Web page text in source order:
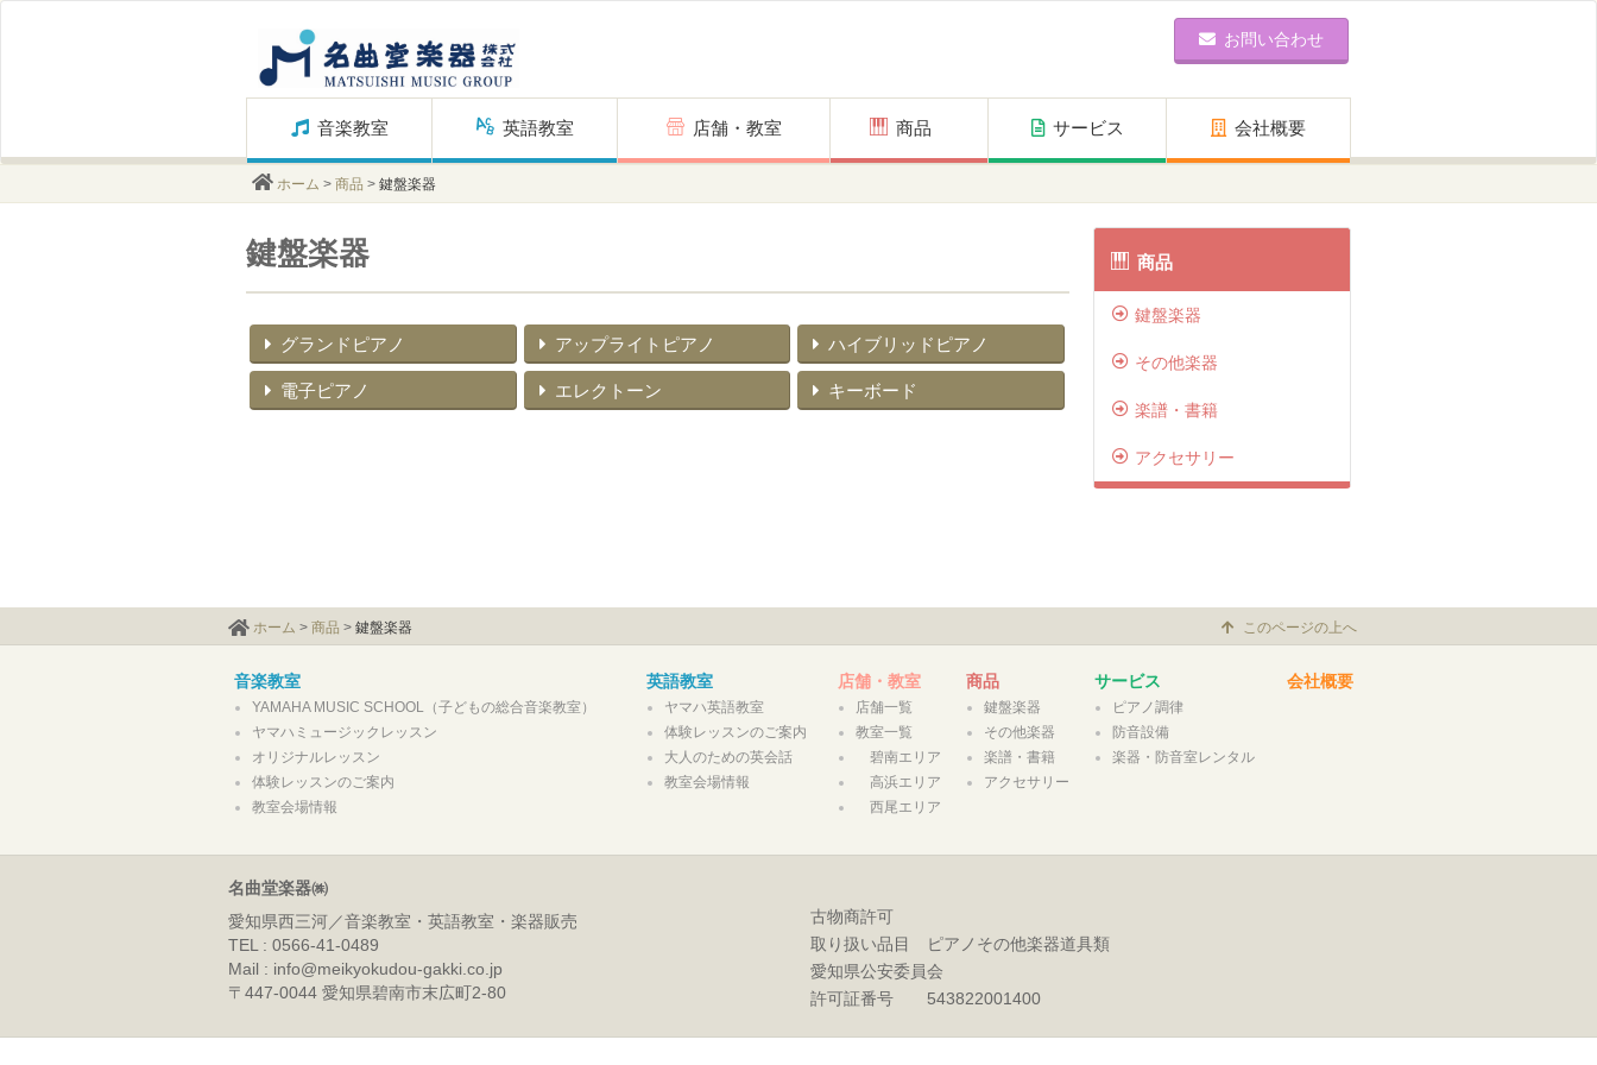
お問い合わせ
content
音楽教室 英語教室 店舗・教室 商品 サービス 会社概要
ホーム > 商品 > 鍵盤楽器
商品
鍵盤楽器
その他楽器
楽譜・書籍
アクセサリー
鍵盤楽器
グランドピアノ アップライトピアノ ハイブリッドピアノ
電子ピアノ エレクトーン キーボード
ホーム > 商品 > 鍵盤楽器 このページの上へ
音楽教室
YAMAHA MUSIC SCHOOL（子どもの総合音楽教室）
ヤマハミュージックレッスン
オリジナルレッスン
体験レッスンのご案内
教室会場情報
英語教室
ヤマハ英語教室
体験レッスンのご案内
大人のための英会話
教室会場情報
店舗・教室
店舗一覧
教室一覧
碧南エリア
高浜エリア
西尾エリア
商品
鍵盤楽器
その他楽器
楽譜・書籍
アクセサリー
サービス
ピアノ調律
防音設備
楽器・防音室レンタル
会社概要
名曲堂楽器㈱
愛知県西三河／音楽教室・英語教室・楽器販売
TEL : 0566-41-0489
Mail : info@meikyokudou-gakki.co.jp
〒447-0044 愛知県碧南市末広町2-80
古物商許可
取り扱い品目 ピアノその他楽器道具類
愛知県公安委員会
許可証番号 543822001400